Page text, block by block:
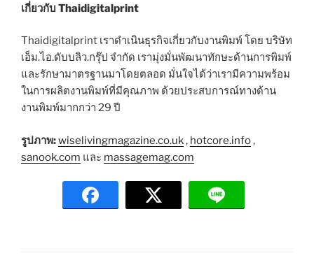
เกี่ยวกับ Thaidigitalprint
Thaidigitalprint เราดำเนินธุรกิจเกี่ยวกับงานพิมพ์ โดย บริษัท
เอ็ม.ไอ.ดับบลิว.กรุ๊ป จำกัด เรามุ่งมั่นพัฒนาทักษะด้านการพิมพ์
และรักษามาตรฐานมาโดยตลอด มั่นใจได้ว่าเรามีความพร้อม
ในการผลิตงานพิมพ์ที่มีคุณภาพ ด้วยประสบการณ์ทางด้าน
งานพิมพ์มากกว่า 29 ปี
รูปภาพ:wiselivingmagazine.co.uk , hotcore.info ,
sanook.com และ massagemag.com